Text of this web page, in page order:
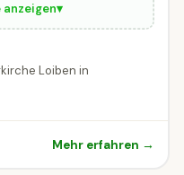
anzeigen▾
Loiben in
Mehr erfahren →